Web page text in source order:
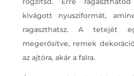
kivágott nyusziformát,
ragaszthatsz. A tetejét
megerősítve, remek
az ajtóra, akár a falra.